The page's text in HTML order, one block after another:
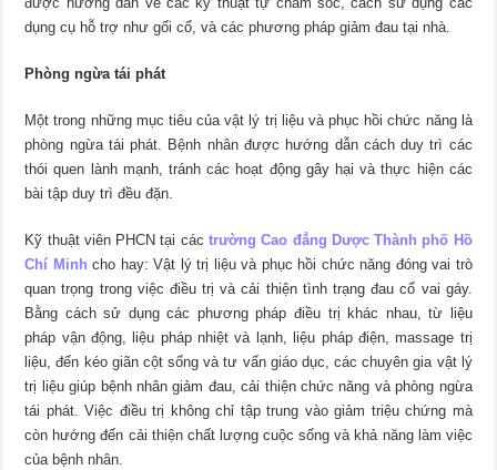
dụng cụ hỗ trợ như gối cổ, và các phương pháp giảm đau tại nhà.
Phòng ngừa tái phát
Một trong những mục tiêu của vật lý trị liệu và phục hồi chức năng là
phòng ngừa tái phát. Bệnh nhân được hướng dẫn cách duy trì các
thói quen lành mạnh, tránh các hoạt động gây hại và thực hiện các
bài tập duy trì đều đặn.
Kỹ thuật viên PHCN tại các trường Cao đẳng Dược Thành phố Hồ
Chí Minh cho hay: Vật lý trị liệu và phục hồi chức năng đóng vai trò
quan trọng trong việc điều trị và cải thiện tình trạng đau cổ vai gáy.
Bằng cách sử dụng các phương pháp điều trị khác nhau, từ liệu
pháp vận động, liệu pháp nhiệt và lạnh, liệu pháp điện, massage trị
liệu, đến kéo giãn cột sống và tư vấn giáo dục, các chuyên gia vật lý
trị liệu giúp bệnh nhân giảm đau, cải thiện chức năng và phòng ngừa
tái phát. Việc điều trị không chỉ tập trung vào giảm triệu chứng mà
còn hướng đến cải thiện chất lượng cuộc sống và khả năng làm việc
của bệnh nhân.